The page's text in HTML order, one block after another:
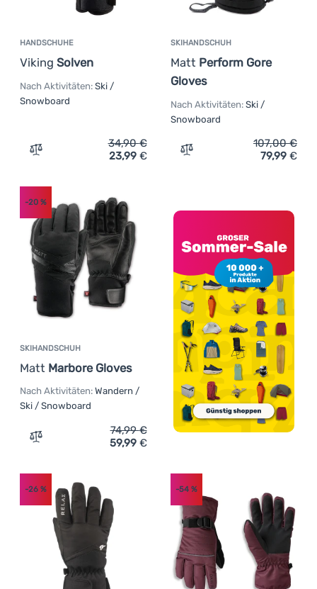
HANDSCHUHE
Viking Solven
Nach Aktivitäten: Ski /
Snowboard
Zum Vergleich 'Handschuhe Viking Solven' hinzufügen
34,90€
23,99 €
SKIHANDSCHUH
Matt Perform Gore
Gloves
Nach Aktivitäten: Ski /
Snowboard
Zum Vergleich
107,00€
79,99 €
SKIHANDSCHUH
Matt Marbore Gloves
-20 %
Nach Aktivitäten: Wandern /
Ski / Snowboard
Zum Vergleich 'Skihandschuh Matt Marbore Gloves'
74,99€
59,99 €
-26 % -54%